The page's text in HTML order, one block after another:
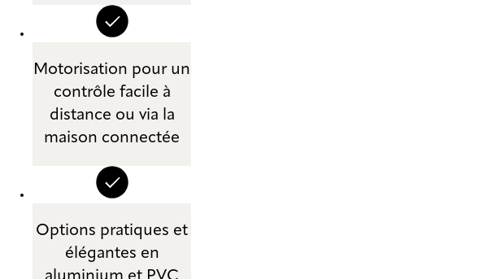
Motorisation pour un
contrôle facile à
distance ou via la
maison connectée
Options pratiques et
élégantes en